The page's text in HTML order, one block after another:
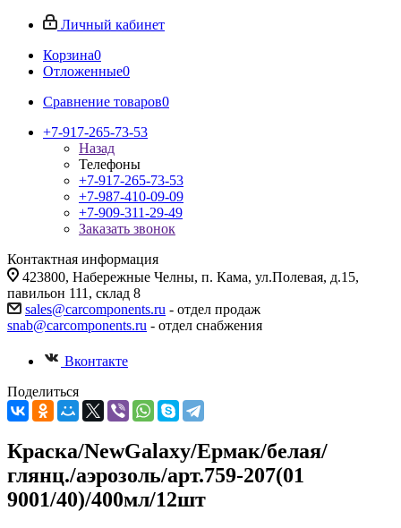
Личный кабинет
Корзина0
Отложенные0
Сравнение товаров0
+7-917-265-73-53
Назад
Телефоны
+7-917-265-73-53
+7-987-410-09-09
+7-909-311-29-49
Заказать звонок
Контактная информация
423800, Набережные Челны, п. Кама, ул.Полевая, д.15,
павильон 111, склад 8
sales@carcomponents.ru - отдел продаж
snab@carcomponents.ru - отдел снабжения
Вконтакте
Поделиться
Краска/NewGalaxy/Ермак/белая/
глянц./аэрозоль/арт.759-207(01
9001/40)/400мл/12шт